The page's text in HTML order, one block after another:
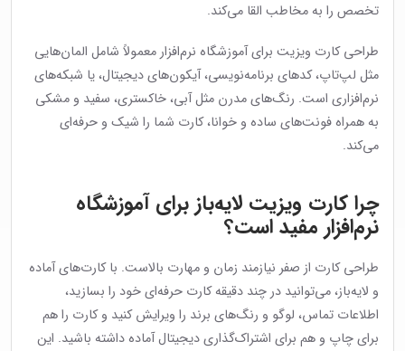
تخصص را به مخاطب القا می‌کند.
طراحی کارت ویزیت برای آموزشگاه نرم‌افزار معمولاً شامل المان‌هایی
مثل لپ‌تاپ، کدهای برنامه‌نویسی، آیکون‌های دیجیتال، یا شبکه‌های
نرم‌افزاری است. رنگ‌های مدرن مثل آبی، خاکستری، سفید و مشکی
به همراه فونت‌های ساده و خوانا، کارت شما را شیک و حرفه‌ای
می‌کند.
چرا کارت ویزیت لایه‌باز برای آموزشگاه
نرم‌افزار مفید است؟
طراحی کارت از صفر نیازمند زمان و مهارت بالاست. با کارت‌های آماده
و لایه‌باز، می‌توانید در چند دقیقه کارت حرفه‌ای خود را بسازید،
اطلاعات تماس، لوگو و رنگ‌های برند را ویرایش کنید و کارت را هم
برای چاپ و هم برای اشتراک‌گذاری دیجیتال آماده داشته باشید. این